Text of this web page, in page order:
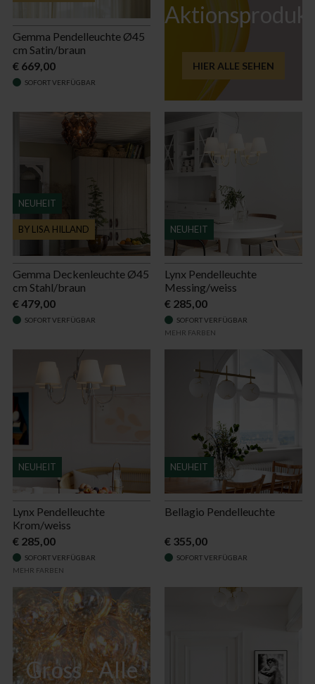
Gemma Pendelleuchte Ø45
cm Satin/braun
€ 669,00
SOFORT VERFÜGBAR
HIER ALLE SEHEN
NEUHEIT
BY LISA HILLAND
Gemma Deckenleuchte Ø45
cm Stahl/braun
€ 479,00
SOFORT VERFÜGBAR
NEUHEIT
Lynx Pendelleuchte
Messing/weiss
€ 285,00
SOFORT VERFÜGBAR
MEHR FARBEN
NEUHEIT
Lynx Pendelleuchte
Krom/weiss
€ 285,00
SOFORT VERFÜGBAR
MEHR FARBEN
NEUHEIT
Bellagio Pendelleuchte
€ 355,00
SOFORT VERFÜGBAR
Gross - Alle